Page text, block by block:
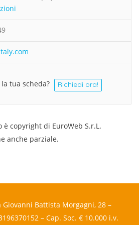
tua scheda? Richiedi ora!
copyright di EuroWeb S.r.L.
anche parziale.
Giovanni Battista Morgagni, 28 –
– Cap. Soc. € 10.000 i.v.